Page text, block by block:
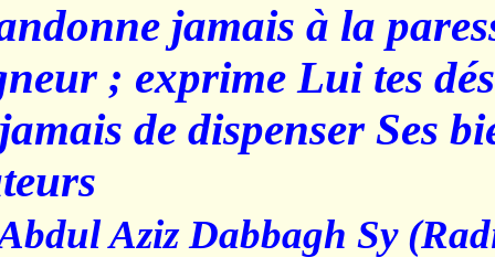
"Ne t’abandonne
ton Seigneur ; exprime
fatigue jamais de
adorateurs."
Shaykh Abdul Aziz